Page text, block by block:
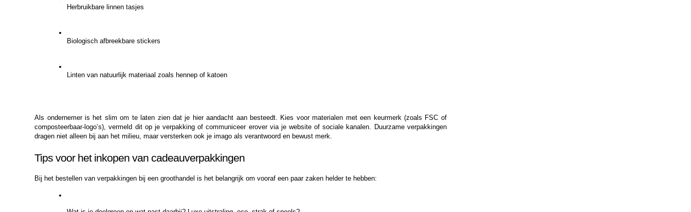
Herbruikbare linnen tasjes
Biologisch afbreekbare stickers
Linten van natuurlijk materiaal zoals hennep of katoen
Als ondernemer is het slim om te laten zien dat je hier aandacht aan besteedt. Kies voor materialen met een keurmerk (zoals FSC of
composteerbaar-logo’s), vermeld dit op je verpakking of communiceer erover via je website of sociale kanalen. Duurzame verpakkingen
dragen niet alleen bij aan het milieu, maar versterken ook je imago als verantwoord en bewust merk.
Tips voor het inkopen van cadeauverpakkingen
Bij het bestellen van verpakkingen bij een groothandel is het belangrijk om vooraf een paar zaken helder te hebben: